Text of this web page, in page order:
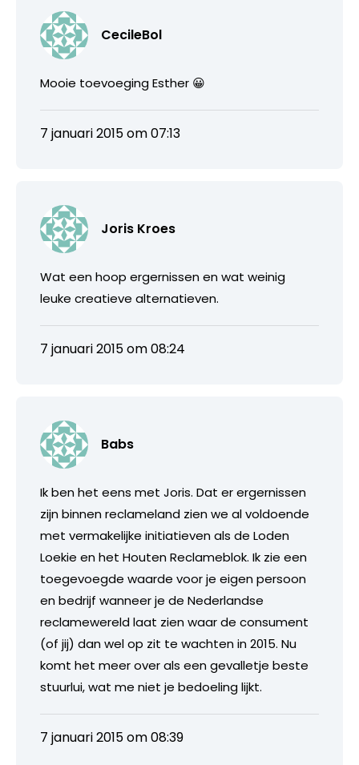
CecileBol
Mooie toevoeging Esther 😀
7 januari 2015 om 07:13
Joris Kroes
Wat een hoop ergernissen en wat weinig
leuke creatieve alternatieven.
7 januari 2015 om 08:24
Babs
Ik ben het eens met Joris. Dat er ergernissen
zijn binnen reclameland zien we al voldoende
met vermakelijke initiatieven als de Loden
Loekie en het Houten Reclameblok. Ik zie een
toegevoegde waarde voor je eigen persoon
en bedrijf wanneer je de Nederlandse
reclamewereld laat zien waar de consument
(of jij) dan wel op zit te wachten in 2015. Nu
komt het meer over als een gevalletje beste
stuurlui, wat me niet je bedoeling lijkt.
7 januari 2015 om 08:39